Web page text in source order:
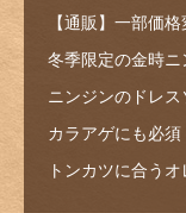
【通販】一部価
冬季限定の金時ニ
ニンジンのドレス
カラアゲにも必須
トンカツに合う